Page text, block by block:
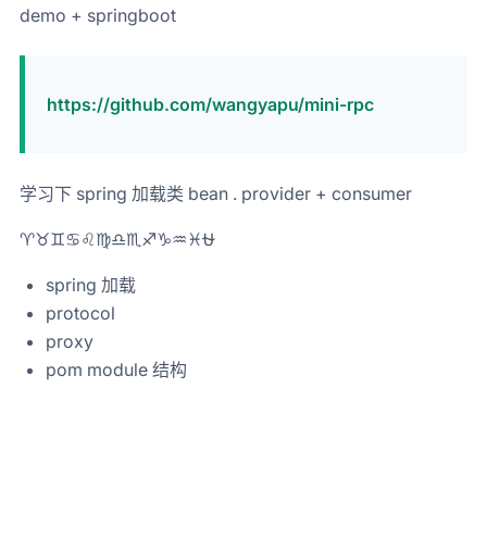
demo + springboot
https://github.com/wangyapu/mini-rpc
学习下 spring 加载类 bean . provider + consumer
♈♉♊♋♌♍♎♏♐♑♒♓⛎
spring 加载
protocol
proxy
pom module 结构